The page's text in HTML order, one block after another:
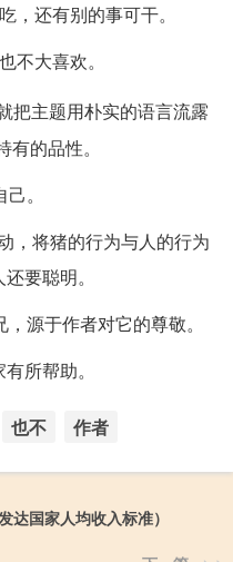
，还有别的事可干。
不大喜欢。
把主题用朴实的语言流露
的品性。
。
，将猪的行为与人的行为
要聪明。
源于作者对它的尊敬。
所帮助。
也不 作者
达国家人均收入标准）